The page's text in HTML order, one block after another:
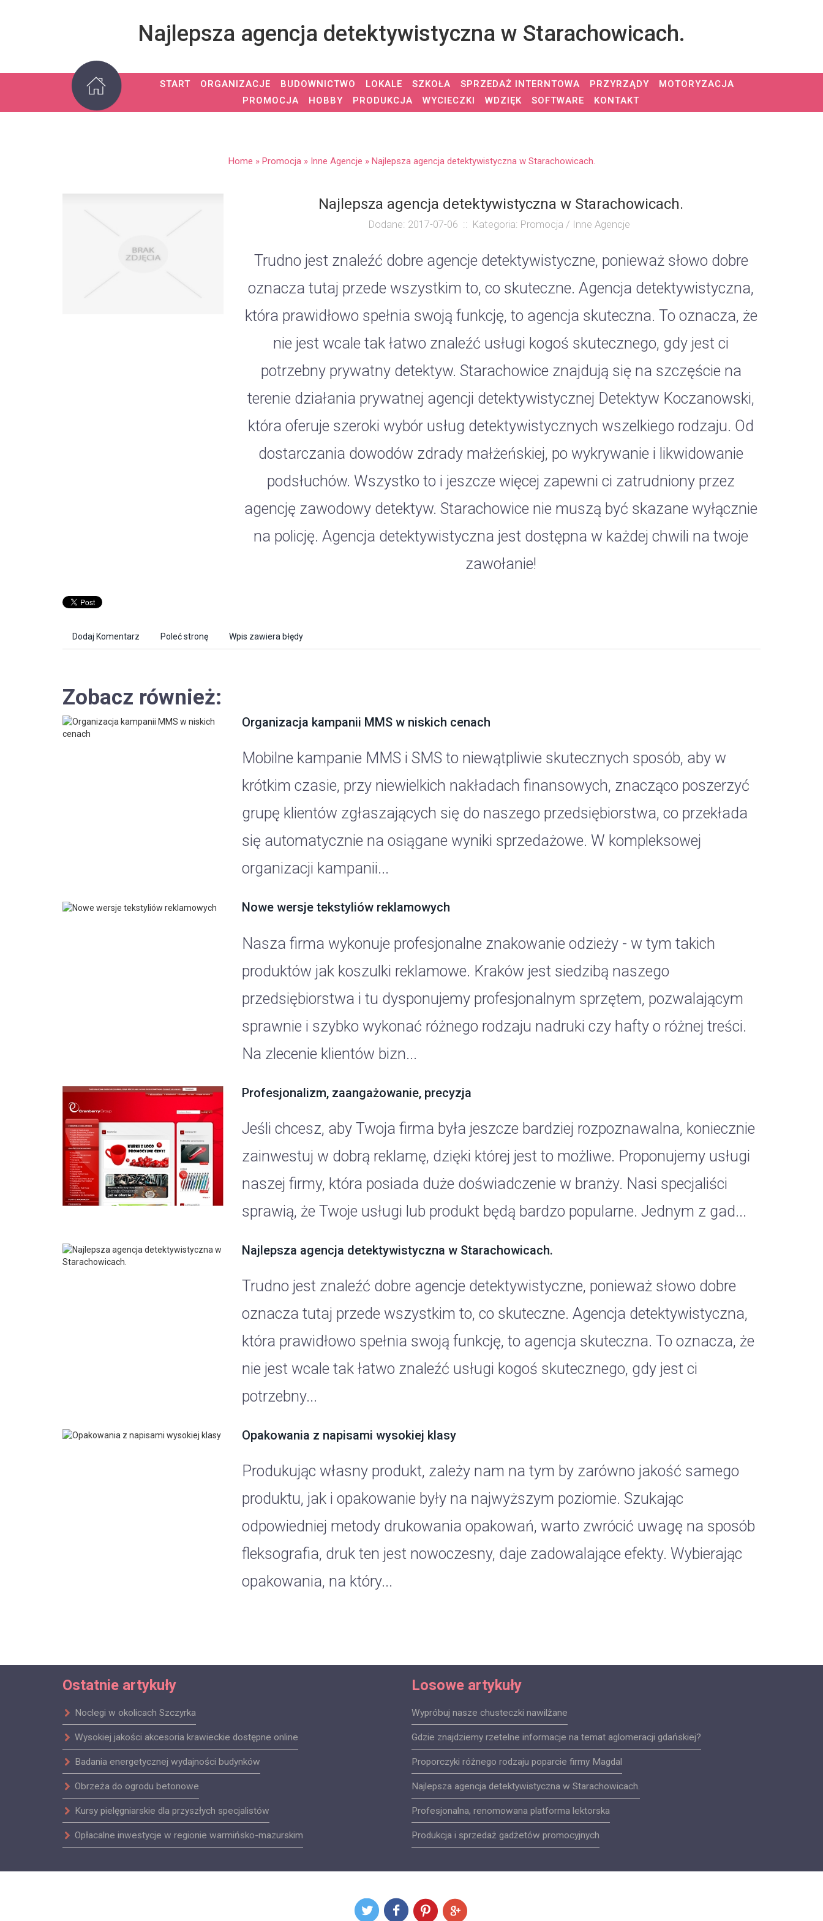
Najlepsza agencja detektywistyczna w Starachowicach.
START ORGANIZACJE BUDOWNICTWO LOKALE SZKOŁA SPRZEDAŻ INTERNTOWA PRZYRZĄDY
MOTORYZACJA
PROMOCJA
HOBBY PRODUKCJA WYCIECZKI WDZIĘK SOFTWARE KONTAKT
Home » Promocja» Inne Agencje » Najlepsza agencja detektywistyczna w Starachowicach.
Najlepsza agencja detektywistyczna w Starachowicach.
Dodane: 2017-07-06 :: Kategoria: Promocja / Inne Agencje
Trudno jest znaleźć dobre agencje detektywistyczne, ponieważ słowo dobre
oznacza tutaj przede wszystkim to, co skuteczne. Agencja detektywistyczna,
która prawidłowo spełnia swoją funkcję, to agencja skuteczna. To oznacza, że
nie jest wcale tak łatwo znaleźć usługi kogoś skutecznego, gdy jest ci
potrzebny prywatny detektyw. Starachowice znajdują się na szczęście na
terenie działania prywatnej agencji detektywistycznej Detektyw Koczanowski,
która oferuje szeroki wybór usług detektywistycznych wszelkiego rodzaju. Od
dostarczania dowodów zdrady małżeńskiej, po wykrywanie i likwidowanie
podsłuchów. Wszystko to i jeszcze więcej zapewni ci zatrudniony przez
agencję zawodowy detektyw. Starachowice nie muszą być skazane wyłącznie
na policję. Agencja detektywistyczna jest dostępna w każdej chwili na twoje
zawołanie!
Dodaj Komentarz Poleć stronę Wpis zawiera błędy
Zobacz również:
Organizacja kampanii MMS w niskich cenach
Mobilne kampanie MMS i SMS to niewątpliwie skutecznych sposób, aby w
krótkim czasie, przy niewielkich nakładach finansowych, znacząco poszerzyć
grupę klientów zgłaszających się do naszego przedsiębiorstwa, co przekłada
się automatycznie na osiągane wyniki sprzedażowe. W kompleksowej
organizacji kampanii...
Nowe wersje tekstyliów reklamowych
Nasza firma wykonuje profesjonalne znakowanie odzieży - w tym takich
produktów jak koszulki reklamowe. Kraków jest siedzibą naszego
przedsiębiorstwa i tu dysponujemy profesjonalnym sprzętem, pozwalającym
sprawnie i szybko wykonać różnego rodzaju nadruki czy hafty o różnej treści.
Na zlecenie klientów bizn...
Profesjonalizm, zaangażowanie, precyzja
Jeśli chcesz, aby Twoja firma była jeszcze bardziej rozpoznawalna, koniecznie
zainwestuj w dobrą reklamę, dzięki której jest to możliwe. Proponujemy usługi
naszej firmy, która posiada duże doświadczenie w branży. Nasi specjaliści
sprawią, że Twoje usługi lub produkt będą bardzo popularne. Jednym z gad...
Najlepsza agencja detektywistyczna w Starachowicach.
Trudno jest znaleźć dobre agencje detektywistyczne, ponieważ słowo dobre
oznacza tutaj przede wszystkim to, co skuteczne. Agencja detektywistyczna,
która prawidłowo spełnia swoją funkcję, to agencja skuteczna. To oznacza, że
nie jest wcale tak łatwo znaleźć usługi kogoś skutecznego, gdy jest ci
potrzebny...
Opakowania z napisami wysokiej klasy
Produkując własny produkt, zależy nam na tym by zarówno jakość samego
produktu, jak i opakowanie były na najwyższym poziomie. Szukając
odpowiedniej metody drukowania opakowań, warto zwrócić uwagę na sposób
fleksografia, druk ten jest nowoczesny, daje zadowalające efekty. Wybierając
opakowania, na który...
Ostatnie artykuły
Noclegi w okolicach Szczyrka
Wysokiej jakości akcesoria krawieckie dostępne online
Badania energetycznej wydajności budynków
Obrzeża do ogrodu betonowe
Kursy pielęgniarskie dla przyszłych specjalistów
Opłacalne inwestycje w regionie warmińsko-mazurskim
Losowe artykuły
Wypróbuj nasze chusteczki nawilżane
Gdzie znajdziemy rzetelne informacje na temat aglomeracji gdańskiej?
Proporczyki różnego rodzaju poparcie firmy Magdal
Najlepsza agencja detektywistyczna w Starachowicach.
Profesjonalna, renomowana platforma lektorska
Produkcja i sprzedaż gadżetów promocyjnych